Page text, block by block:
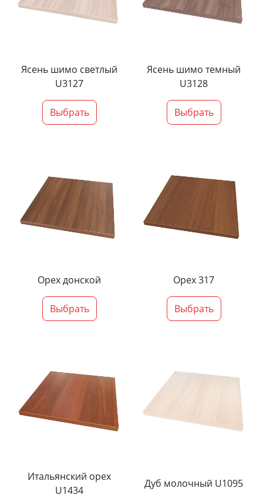
Ясень шимо светлый
U3127
Выбрать
Ясень шимо темный
U3128
Выбрать
Орех донской
Выбрать
Орех 317
Выбрать
Итальянский орех
U1434
Дуб молочный U1095